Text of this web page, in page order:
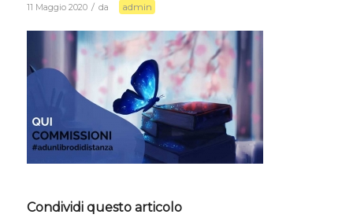
11 Maggio 2020 / da admin
Condividi questo articolo